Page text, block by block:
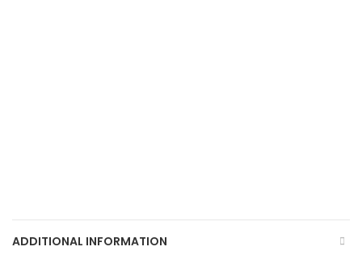
ADDITIONAL INFORMATION